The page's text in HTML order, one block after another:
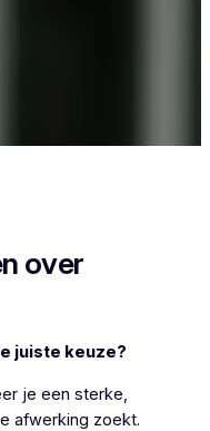
over
juiste keuze?
je een sterke,
afwerking zoekt.